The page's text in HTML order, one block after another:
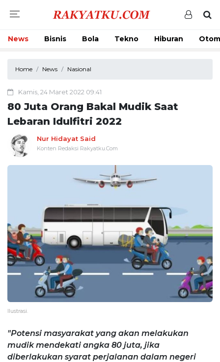
News Bisnis Bola Tekno Hiburan
Home News Nasional
Kamis, 24 Maret 2022 09:41
80 Juta Orang Bakal Mudik Saat
Lebaran Idulfitri 2022
Nur Hidayat Said
Konten Redaksi Rakyatku.Com
Ilustrasi.
"Potensi masyarakat yang akan melakukan
mudik mendekati angka 80 juta, jika
diberlakukan syarat perjalanan dalam negeri